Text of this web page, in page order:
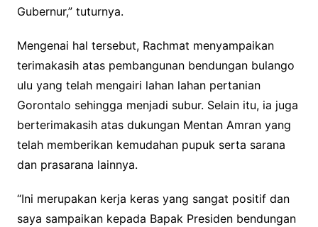
Gubernur,” tuturnya.
Mengenai hal tersebut, Rachmat menyampaikan
terimakasih atas pembangunan bendungan bulango
ulu yang telah mengairi lahan lahan pertanian
Gorontalo sehingga menjadi subur. Selain itu, ia juga
berterimakasih atas dukungan Mentan Amran yang
telah memberikan kemudahan pupuk serta sarana
dan prasarana lainnya.
“Ini merupakan kerja keras yang sangat positif dan
saya sampaikan kepada Bapak Presiden bendungan